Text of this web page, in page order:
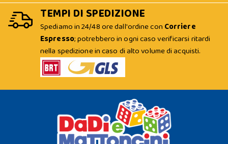
TEMPI DI SPEDIZIONE
Spediamo in 24/48 ore dall'ordine con Corriere
Espresso; potrebbero in ogni caso verificarsi ritardi
nella spedizione in caso di alto volume di acquisti.